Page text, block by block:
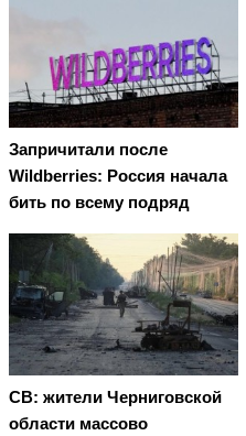
Запричитали после
Wildberries: Россия начала
бить по всему подряд
СВ: жители Черниговской
области массово